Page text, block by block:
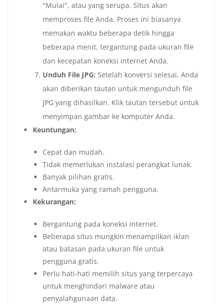
"Mulai", atau yang serupa. Situs akan
memproses file Anda. Proses ini biasanya
memakan waktu beberapa detik hingga
beberapa menit, tergantung pada ukuran file
dan kecepatan koneksi internet Anda.
Unduh File JPG: Setelah konversi selesai, Anda
akan diberikan tautan untuk mengunduh file
JPG yang dihasilkan. Klik tautan tersebut untuk
menyimpan gambar ke komputer Anda.
Keuntungan:
Cepat dan mudah.
Tidak memerlukan instalasi perangkat lunak.
Banyak pilihan gratis.
Antarmuka yang ramah pengguna.
Kekurangan:
Bergantung pada koneksi internet.
Beberapa situs mungkin menampilkan iklan
atau batasan pada ukuran file untuk
pengguna gratis.
Perlu hati-hati memilih situs yang terpercaya
untuk menghindari malware atau
penyalahgunaan data.